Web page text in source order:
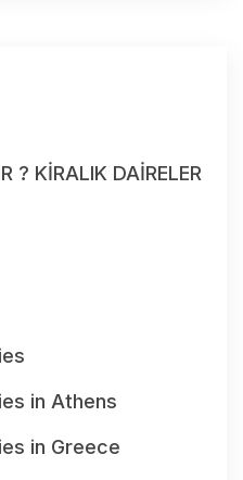
? KİRALIK DAİRELER
in Athens
in Greece